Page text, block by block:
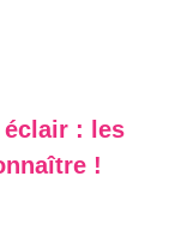
éclair : les
!